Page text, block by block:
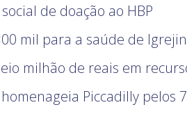
de doação ao HBP
mil para a saúde de
milhão de reais em
Piccadilly pelos